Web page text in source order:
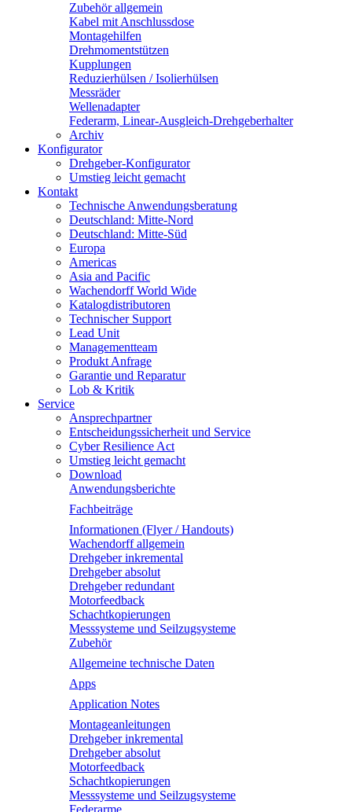
Zubehör allgemein
Kabel mit Anschlussdose
Montagehilfen
Drehmomentstützen
Kupplungen
Reduzierhülsen / Isolierhülsen
Messräder
Wellenadapter
Federarm, Linear-Ausgleich-Drehgeberhalter
Archiv
Konfigurator
Drehgeber-Konfigurator
Umstieg leicht gemacht
Kontakt
Technische Anwendungsberatung
Deutschland: Mitte-Nord
Deutschland: Mitte-Süd
Europa
Americas
Asia and Pacific
Wachendorff World Wide
Katalogdistributoren
Technischer Support
Lead Unit
Managementteam
Produkt Anfrage
Garantie und Reparatur
Lob & Kritik
Service
Ansprechpartner
Entscheidungssicherheit und Service
Cyber Resilience Act
Umstieg leicht gemacht
Download
Anwendungsberichte
Fachbeiträge
Informationen (Flyer / Handouts)
Wachendorff allgemein
Drehgeber inkremental
Drehgeber absolut
Drehgeber redundant
Motorfeedback
Schachtkopierungen
Messsysteme und Seilzugsysteme
Zubehör
Allgemeine technische Daten
Apps
Application Notes
Montageanleitungen
Drehgeber inkremental
Drehgeber absolut
Motorfeedback
Schachtkopierungen
Messsysteme und Seilzugsysteme
Federarme